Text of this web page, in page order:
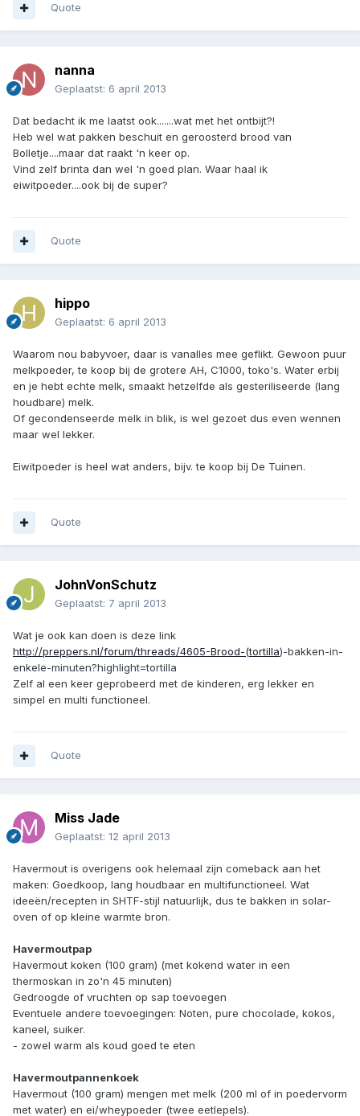
Quote
nanna
Geplaatst: 6 april 2013
Dat bedacht ik me laatst ook.......wat met het ontbijt?!
Heb wel wat pakken beschuit en geroosterd brood van
Bolletje....maar dat raakt 'n keer op.
Vind zelf brinta dan wel 'n goed plan. Waar haal ik
eiwitpoeder....ook bij de super?
Quote
hippo
Geplaatst: 6 april 2013
Waarom nou babyvoer, daar is vanalles mee geflikt. Gewoon puur
melkpoeder, te koop bij de grotere AH, C1000, toko's. Water erbij
en je hebt echte melk, smaakt hetzelfde als gesteriliseerde (lang
houdbare) melk.
Of gecondenseerde melk in blik, is wel gezoet dus even wennen
maar wel lekker.
Eiwitpoeder is heel wat anders, bijv. te koop bij De Tuinen.
Quote
JohnVonSchutz
Geplaatst: 7 april 2013
Wat je ook kan doen is deze link
http://preppers.nl/forum/threads/4605-Brood-(tortilla)-bakken-in-
enkele-minuten?highlight=tortilla
Zelf al een keer geprobeerd met de kinderen, erg lekker en
simpel en multi functioneel.
Quote
Miss Jade
Geplaatst: 12 april 2013
Havermout is overigens ook helemaal zijn comeback aan het
maken: Goedkoop, lang houdbaar en multifunctioneel. Wat
ideeën/recepten in SHTF-stijl natuurlijk, dus te bakken in solar-
oven of op kleine warmte bron.
Havermoutpap
Havermout koken (100 gram) (met kokend water in een
thermoskan in zo'n 45 minuten)
Gedroogde of vruchten op sap toevoegen
Eventuele andere toevoegingen: Noten, pure chocolade, kokos,
kaneel, suiker.
- zowel warm als koud goed te eten
Havermoutpannenkoek
Havermout (100 gram) mengen met melk (200 ml of in poedervorm
met water) en ei/wheypoeder (twee eetlepels).